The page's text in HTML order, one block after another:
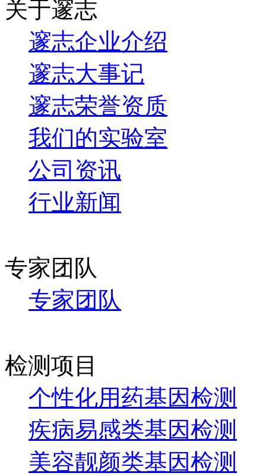
关于邃志
邃志企业介绍
邃志大事记
邃志荣誉资质
我们的实验室
公司资讯
行业新闻
专家团队
专家团队
检测项目
个性化用药基因检测
疾病易感类基因检测
美容靓颜类基因检测